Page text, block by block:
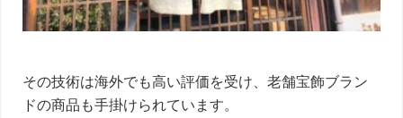
その技術は海外でも高い評価を受け、老舗宝飾ブラン
ドの商品も手掛けられています。